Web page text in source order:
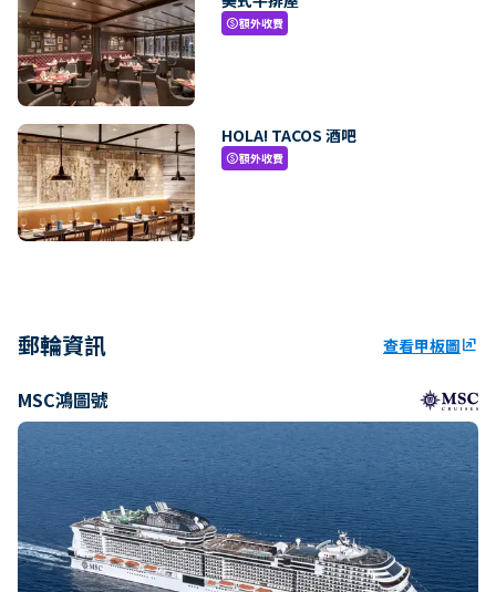
paid額外收費
HOLA! TACOS 酒吧
paid額外收費
郵輪資訊 查看甲板圖ungroup
MSC鴻圖號